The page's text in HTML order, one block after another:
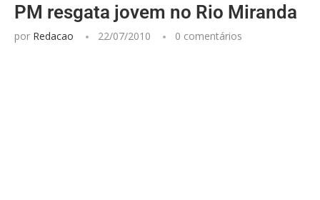
PM resgata jovem no Rio Miranda
por Redacao 22/07/2010 0 comentários